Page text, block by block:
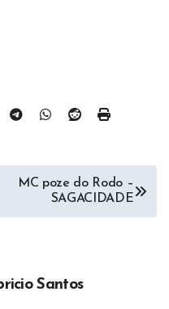
MC poze do Rodo –
SAGACIDADE
Santos